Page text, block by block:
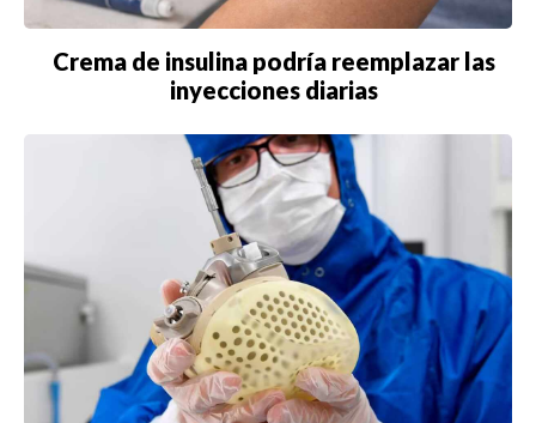
CARTAGENA
CDMX
CHICAGO
LAS VEGAS
LISBOA
LOS ÁNGELES
Crema de insulina podría reemplazar las
inyecciones diarias